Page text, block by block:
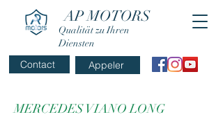
AP MOTORS
Qualität zu Ihren
Diensten
Appeler
Contact
MERCEDES VIANO LONG